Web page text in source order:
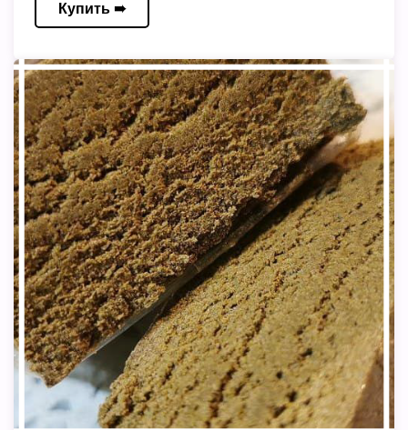
Купить ➠